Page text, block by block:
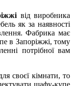
від виробника
як за наявності
Фабрика має
в Запоріжжі, тому
потрібної вам
своєї кімнати, то
шафу-купе